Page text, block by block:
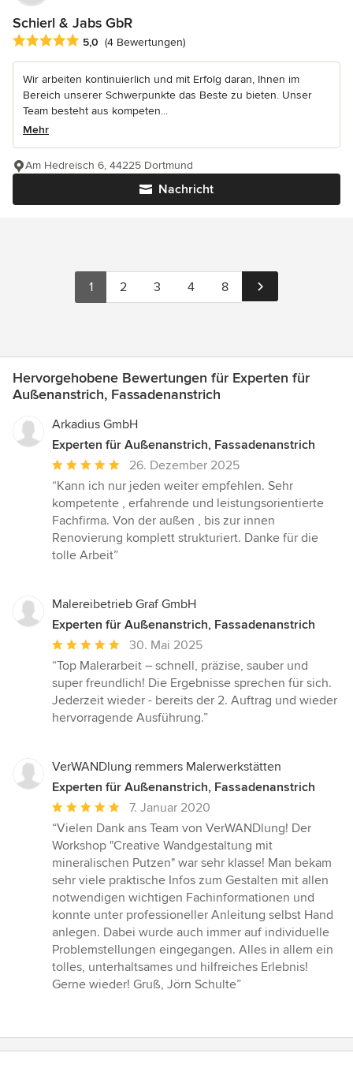
Schierl & Jabs GbR
Durchschnittliche Bewertung: 5 von 5 Sternen
5,0 (4 Bewertungen)
Wir arbeiten kontinuierlich und mit Erfolg daran, Ihnen im
Bereich unserer Schwerpunkte das Beste zu bieten. Unser
Team besteht aus kompeten...
Mehr
Nachricht
Am Hedreisch 6, 44225 Dortmund
1 2 3 4 8
Hervorgehobene Bewertungen für Experten für
Außenanstrich, Fassadenanstrich
Arkadius GmbH
Experten für Außenanstrich, Fassadenanstrich
Durchschnittliche
Bewertung:
5
von
5
Sternen
26. Dezember 2025
“Kann ich nur jeden weiter empfehlen. Sehr
kompetente , erfahrende und leistungsorientierte
Fachfirma. Von der außen , bis zur innen
Renovierung komplett strukturiert. Danke für die
tolle Arbeit”
Malereibetrieb Graf GmbH
Experten für Außenanstrich, Fassadenanstrich
Durchschnittliche
Bewertung:
5
von
5
30. Mai 2025
“Top Malerarbeit – schnell, präzise, sauber und
super freundlich! Die Ergebnisse sprechen für sich.
Jederzeit wieder - bereits der 2. Auftrag und wieder
hervorragende Ausführung.”
VerWANDlung remmers Malerwerkstätten
Experten für Außenanstrich, Fassadenanstrich
Durchschnittliche
Bewertung:
5
von
5
Sternen
7. Januar 2020
“Vielen Dank ans Team von VerWANDlung! Der
Workshop "Creative Wandgestaltung mit
mineralischen Putzen" war sehr klasse! Man bekam
sehr viele praktische Infos zum Gestalten mit allen
notwendigen wichtigen Fachinformationen und
konnte unter professioneller Anleitung selbst Hand
anlegen. Dabei wurde auch immer auf individuelle
Problemstellungen eingegangen. Alles in allem ein
tolles, unterhaltsames und hilfreiches Erlebnis!
Gerne wieder! Gruß, Jörn Schulte”